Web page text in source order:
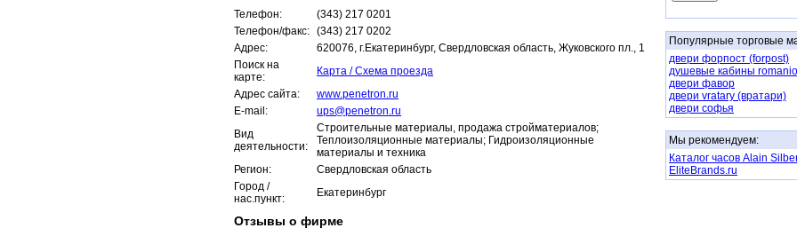
Телефон:
(343) 217 0201
Телефон/факс: (343) 217 0202
Адрес:
620076, г.Екатеринбург, Свердловская область, Жуковского пл., 1
Поиск на
карте:
Карта / Схема проезда
Адрес сайта:
www.penetron.ru
E-mail:
ups@penetron.ru
Вид
деятельности:
Строительные материалы, продажа стройматериалов;
Теплоизоляционные материалы; Гидроизоляционные
материалы и техника
Регион:
Свердловская область
Город /
нас.пункт:
Екатеринбург
Отзывы о фирме
Популярные торговые
двери форпост (forpost)
душевые кабины
двери фавор
двери vratary (вратари)
двери софья
Мы рекомендуем:
Каталог часов Alain
EliteBrands.ru